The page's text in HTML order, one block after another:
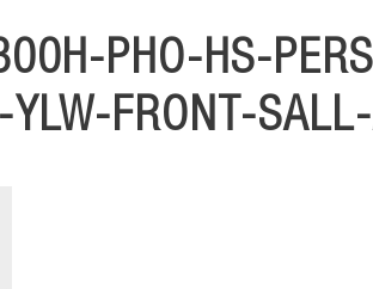
PHO-HS-
FRONT-